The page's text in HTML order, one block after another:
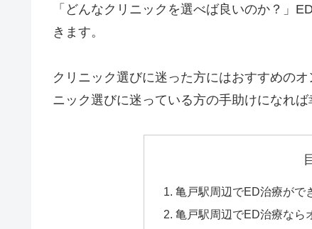
「どんなクリニックを選べば良いのか？」
きます。
クリニック選びに迷った方にはおすすめの
ニック選びに迷っている方の手助けになれば
亀戸駅周辺でED治療がで
亀戸駅周辺でED治療なら